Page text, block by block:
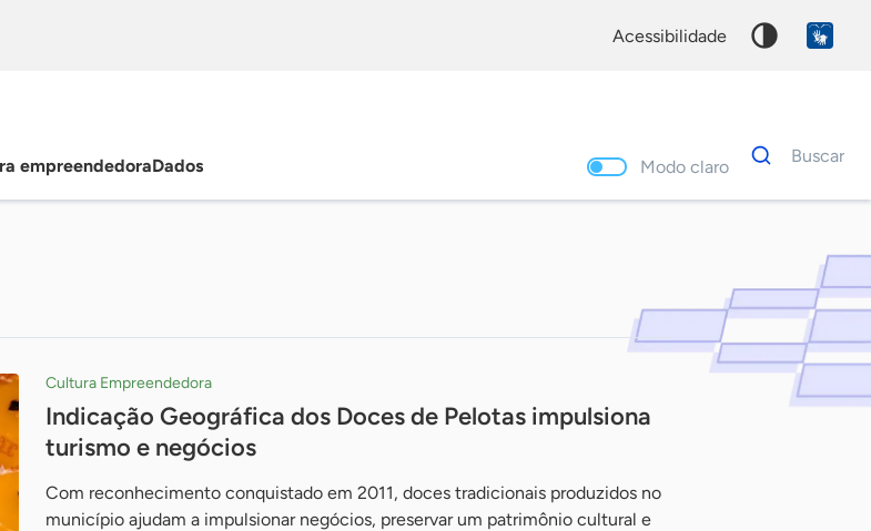
acessibilidade
empreendedoraDados Modo claro
Dados
para
Buscar
Cultura Empreendedora
Indicação Geográfica dos Doces de Pelotas impulsiona
turismo e negócios
Com reconhecimento conquistado em 2011, doces tradicionais produzidos no
município ajudam a impulsionar negócios, preservar um patrimônio cultural e